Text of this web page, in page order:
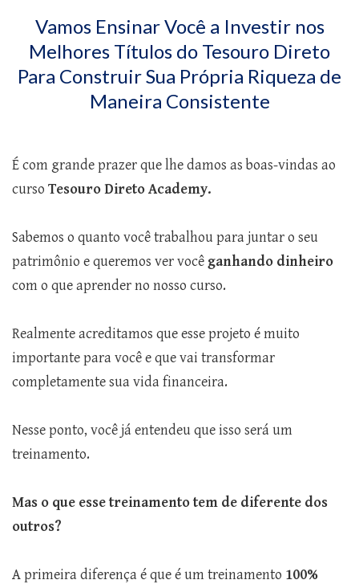
Vamos Ensinar Você a Investir nos
Melhores Títulos do Tesouro Direto
Para Construir Sua Própria Riqueza de
Maneira Consistente
É com grande prazer que lhe damos as boas-vindas ao
curso Tesouro Direto Academy.
Sabemos o quanto você trabalhou para juntar o seu
patrimônio e queremos ver você ganhando dinheiro
com o que aprender no nosso curso.
Realmente acreditamos que esse projeto é muito
importante para você e que vai transformar
completamente sua vida financeira.
Nesse ponto, você já entendeu que isso será um
treinamento.
Mas o que esse treinamento tem de diferente dos
outros?
A primeira diferença é que é um treinamento 100%